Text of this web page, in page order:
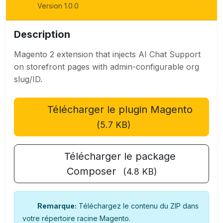
Version 1.0.0
Description
Magento 2 extension that injects AI Chat Support
on storefront pages with admin-configurable org
slug/ID.
Télécharger le plugin Magento
(5.7 KB)
Télécharger le package
Composer
(4.8 KB)
Remarque: Téléchargez le contenu du ZIP dans
votre répertoire racine Magento.